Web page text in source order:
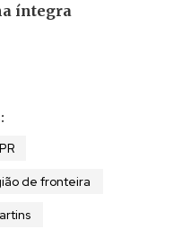
íntegra
de fronteira